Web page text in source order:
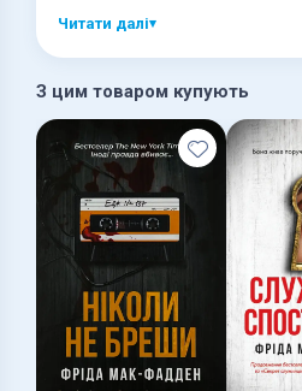
учениць і вчителем стався
Бо у школі є людина, якій
бреше, кривдить інших,
має таємниці, які можуть її
все, аби зберегти їх.
Читати далі▾
З цим товаром купують